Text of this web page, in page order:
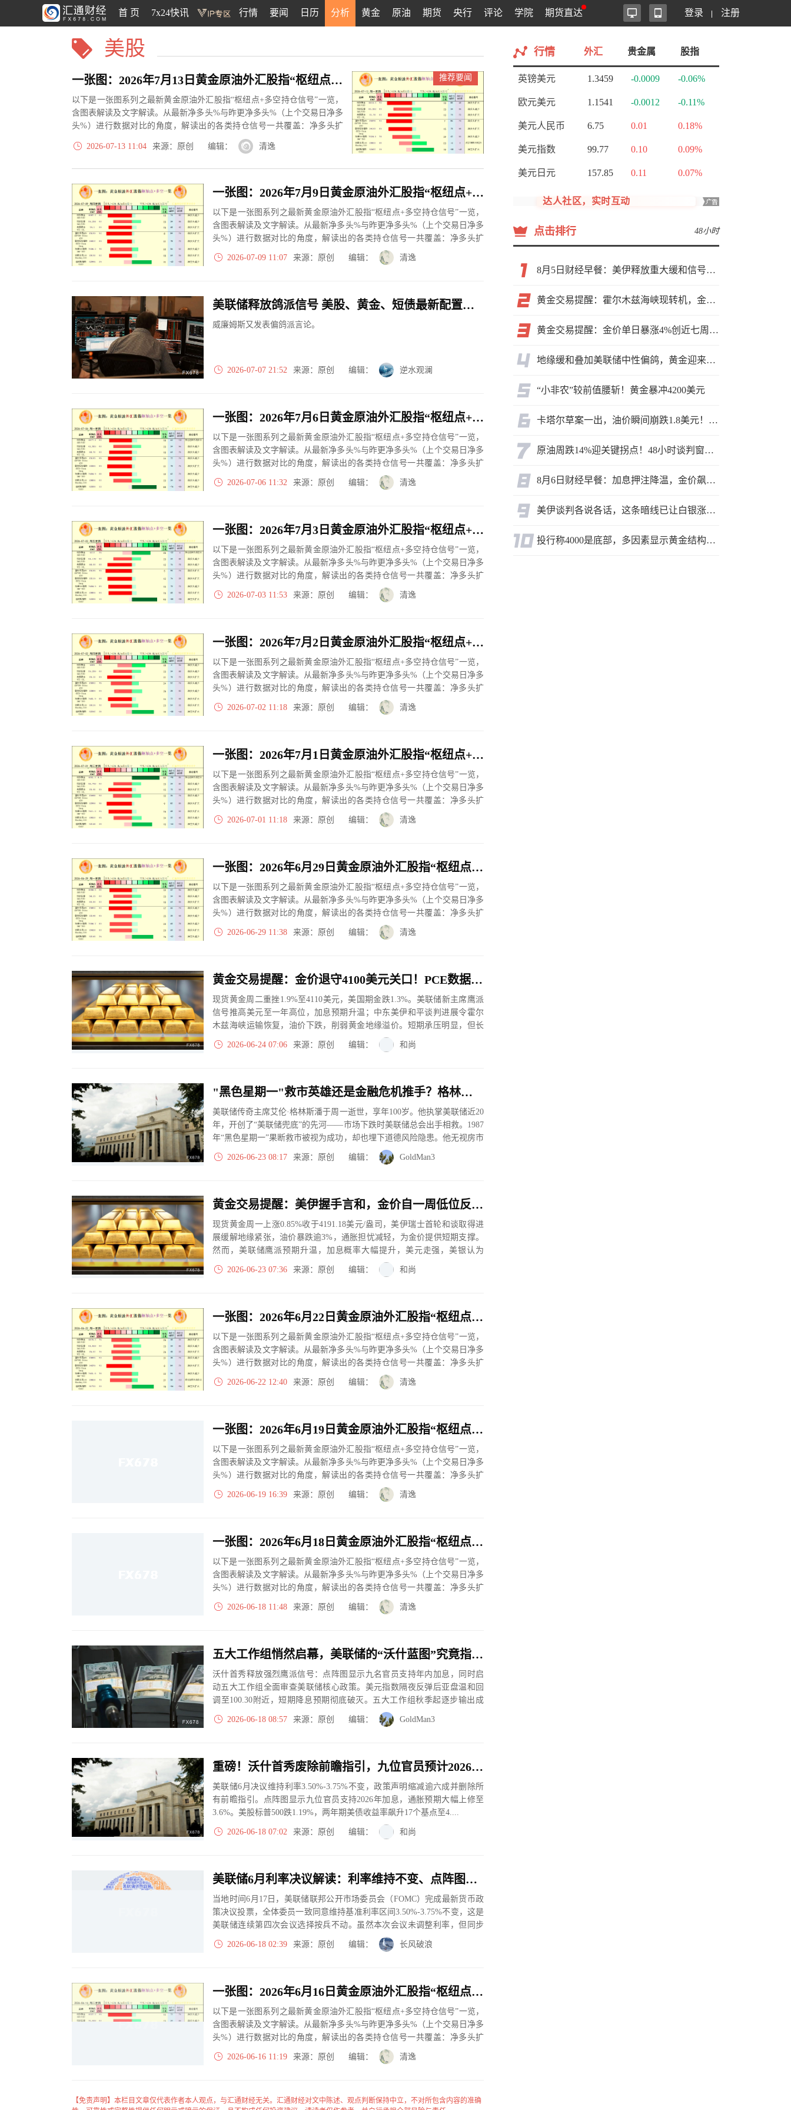
首 页 7x24快讯 行情 要闻 日历 分析 黄金 原油 期货 央行 评论 学院 期货直达 登录 注册
美股
推荐要闻
一张图：2026年7月13日黄金原油外汇股指“枢纽点+多空持仓信号”一览
以下是一张图系列之最新黄金原油外汇股指“枢纽点+多空持仓信号”一览，
含图表解读及文字解读。从最新净多头%与昨更净多头%（上个交易日净多
头%）进行数据对比的角度，解读出的各类持仓信号一共覆盖：净多头扩
2026-07-13 11:04
来源：原创 编辑： 清逸
一张图：2026年7月9日黄金原油外汇股指“枢纽点+多空持仓信号”一览
以下是一张图系列之最新黄金原油外汇股指“枢纽点+多空持仓信号”一览，
含图表解读及文字解读。从最新净多头%与昨更净多头%（上个交易日净多
头%）进行数据对比的角度，解读出的各类持仓信号一共覆盖：净多头扩
大、净多头减小、净空...
2026-07-09 11:07 来源：原创 编辑： 清逸
美联储释放鸽派信号 美股、黄金、短债最新配置思路
威廉姆斯又发表偏鸽派言论。
2026-07-07 21:52 来源：原创 编辑： 逆水观澜
一张图：2026年7月6日黄金原油外汇股指“枢纽点+多空持仓信号”一览
以下是一张图系列之最新黄金原油外汇股指“枢纽点+多空持仓信号”一览，
含图表解读及文字解读。从最新净多头%与昨更净多头%（上个交易日净多
头%）进行数据对比的角度，解读出的各类持仓信号一共覆盖：净多头扩
大、净多头减小、净空...
2026-07-06 11:32 来源：原创 编辑： 清逸
一张图：2026年7月3日黄金原油外汇股指“枢纽点+多空持仓信号”一览
以下是一张图系列之最新黄金原油外汇股指“枢纽点+多空持仓信号”一览，
含图表解读及文字解读。从最新净多头%与昨更净多头%（上个交易日净多
头%）进行数据对比的角度，解读出的各类持仓信号一共覆盖：净多头扩
大、净多头减小、净空...
2026-07-03 11:53 来源：原创 编辑： 清逸
一张图：2026年7月2日黄金原油外汇股指“枢纽点+多空持仓信号”一览
以下是一张图系列之最新黄金原油外汇股指“枢纽点+多空持仓信号”一览，
含图表解读及文字解读。从最新净多头%与昨更净多头%（上个交易日净多
头%）进行数据对比的角度，解读出的各类持仓信号一共覆盖：净多头扩
大、净多头减小、净空...
2026-07-02 11:18 来源：原创 编辑： 清逸
一张图：2026年7月1日黄金原油外汇股指“枢纽点+多空持仓信号”一览
以下是一张图系列之最新黄金原油外汇股指“枢纽点+多空持仓信号”一览，
含图表解读及文字解读。从最新净多头%与昨更净多头%（上个交易日净多
头%）进行数据对比的角度，解读出的各类持仓信号一共覆盖：净多头扩
大、净多头减小、净空...
2026-07-01 11:18 来源：原创 编辑： 清逸
一张图：2026年6月29日黄金原油外汇股指“枢纽点+多空持仓信号”一览
以下是一张图系列之最新黄金原油外汇股指“枢纽点+多空持仓信号”一览，
含图表解读及文字解读。从最新净多头%与昨更净多头%（上个交易日净多
头%）进行数据对比的角度，解读出的各类持仓信号一共覆盖：净多头扩
大、净多头减小、净空...
2026-06-29 11:38 来源：原创 编辑： 清逸
黄金交易提醒：金价退守4100美元关口！PCE数据前夜多头遭遇最强寒潮
现货黄金周二重挫1.9%至4110美元，美国期金跌1.3%。美联储新主席鹰派
信号推高美元至一年高位，加息预期升温；中东美伊和平谈判进展令霍尔
木兹海峡运输恢复，油价下跌，削弱黄金地缘溢价。短期承压明显，但长
期通胀与央行购...
2026-06-24 07:06 来源：原创 编辑： 和尚
"黑色星期一"救市英雄还是金融危机推手？格林斯潘的百年争议落幕
美联储传奇主席艾伦·格林斯潘于周一逝世，享年100岁。他执掌美联储近20
年，开创了“美联储兜底”的先河——市场下跌时美联储总会出手相救。1987
年“黑色星期一”果断救市被视为成功，却也埋下道德风险隐患。他无视房市
泡沫警...
2026-06-23 08:17 来源：原创 编辑： GoldMan3
黄金交易提醒：美伊握手言和，金价自一周低位反弹，多头却迎来最强对手？
现货黄金周一上涨0.85%收于4191.18美元/盎司，美伊瑞士首轮和谈取得进
展缓解地缘紧张，油价暴跌逾3%，通胀担忧减轻，为金价提供短期支撑。
然而，美联储鹰派预期升温，加息概率大幅提升，美元走强，美银认为
6000美元...
2026-06-23 07:36 来源：原创 编辑： 和尚
一张图：2026年6月22日黄金原油外汇股指“枢纽点+多空持仓信号”一览
以下是一张图系列之最新黄金原油外汇股指“枢纽点+多空持仓信号”一览，
含图表解读及文字解读。从最新净多头%与昨更净多头%（上个交易日净多
头%）进行数据对比的角度，解读出的各类持仓信号一共覆盖：净多头扩
大、净多头减小、净空...
2026-06-22 12:40 来源：原创 编辑： 清逸
一张图：2026年6月19日黄金原油外汇股指“枢纽点+多空持仓信号”一览
以下是一张图系列之最新黄金原油外汇股指“枢纽点+多空持仓信号”一览，
含图表解读及文字解读。从最新净多头%与昨更净多头%（上个交易日净多
头%）进行数据对比的角度，解读出的各类持仓信号一共覆盖：净多头扩
大、净多头减小、净空...
2026-06-19 16:39 来源：原创 编辑： 清逸
一张图：2026年6月18日黄金原油外汇股指“枢纽点+多空持仓信号”一览
以下是一张图系列之最新黄金原油外汇股指“枢纽点+多空持仓信号”一览，
含图表解读及文字解读。从最新净多头%与昨更净多头%（上个交易日净多
头%）进行数据对比的角度，解读出的各类持仓信号一共覆盖：净多头扩
大、净多头减小、净空...
2026-06-18 11:48 来源：原创 编辑： 清逸
五大工作组悄然启幕，美联储的“沃什蓝图”究竟指向何方？
沃什首秀释放强烈鹰派信号：点阵图显示九名官员支持年内加息，同时启
动五大工作组全面审查美联储核心政策。美元指数隔夜反弹后亚盘温和回
调至100.30附近，短期降息预期彻底破灭。五大工作组秋季起逐步输出成
果，年底前有望完成大...
2026-06-18 08:57 来源：原创 编辑： GoldMan3
重磅！沃什首秀废除前瞻指引，九位官员预计2026年加息引爆股债“双杀”
美联储6月决议维持利率3.50%-3.75%不变，政策声明缩减逾六成并删除所
有前瞻指引。点阵图显示九位官员支持2026年加息，通胀预期大幅上修至
3.6%。美股标普500跌1.19%，两年期美债收益率飙升17个基点至4....
2026-06-18 07:02 来源：原创 编辑： 和尚
美联储6月利率决议解读：利率维持不变、点阵图大幅转鹰
当地时间6月17日，美联储联邦公开市场委员会（FOMC）完成最新货币政
策决议投票，全体委员一致同意维持基准利率区间3.50%-3.75%不变，这是
美联储连续第四次会议选择按兵不动。虽然本次会议未调整利率，但同步
发布的点...
2026-06-18 02:39 来源：原创 编辑： 长风破浪
一张图：2026年6月16日黄金原油外汇股指“枢纽点+多空持仓信号”一览
以下是一张图系列之最新黄金原油外汇股指“枢纽点+多空持仓信号”一览，
含图表解读及文字解读。从最新净多头%与昨更净多头%（上个交易日净多
头%）进行数据对比的角度，解读出的各类持仓信号一共覆盖：净多头扩
大、净多头减小、净空...
2026-06-16 11:19 来源：原创 编辑： 清逸
【免责声明】本栏目文章仅代表作者本人观点，与汇通财经无关。汇通财经对文中陈述、观点判断保持中立，不对所包含内容的准确
行情 外汇 贵金属 股指
英镑美元 1.3459 -0.0009 -0.06%
欧元美元 1.1541 -0.0012 -0.11%
美元人民币 6.75 0.01 0.18%
美元指数 99.77 0.10 0.09%
美元日元 157.85 0.11 0.07%
达人社区，实时互动
点击排行 48小时
8月5日财经早餐：美伊释放重大缓和信号，现货黄金高位持稳，美油重挫超6%
黄金交易提醒：霍尔木兹海峡现转机，金价小幅反弹，能否借就业数据再上新台阶？
黄金交易提醒：金价单日暴涨4%创近七周新高，加息预期降温叠加霍尔木兹“暂停信号”，牛市重启了？
地缘缓和叠加美联储中性偏鸽，黄金迎来上行窗口
“小非农”较前值腰斩！黄金暴冲4200美元
卡塔尔草案一出，油价瞬间崩跌1.8美元！海峡真要通了？
原油周跌14%迎关键拐点！48小时谈判窗口，暗藏行情变数
8月6日财经早餐：加息押注降温，金价飙升至近两个月高位，地缘缓和预期，美油75关口拉锯
美伊谈判各说各话，这条暗线已让白银涨疯了
投行称4000是底部，多因素显示黄金结构性机会显现